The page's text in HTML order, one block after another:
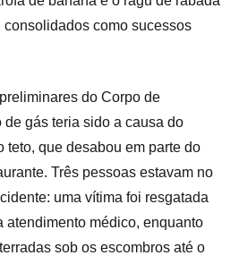
como sucessos
do Corpo de
de gás teria sido a causa do
teto, que desabou em parte do
Três pessoas estavam no
uma vítima foi resgatada
atendimento médico, enquanto
sob os escombros até o